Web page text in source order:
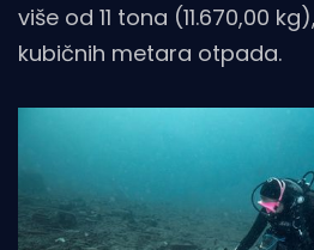
više od 11 tona (11.670,00
kubičnih metara otpada.